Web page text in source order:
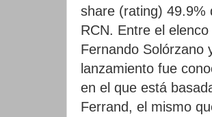
share (rating) 49.9%
RCN. Entre el
Fernando Solórzano
lanzamiento fue
en el que está
Ferrand, el mismo